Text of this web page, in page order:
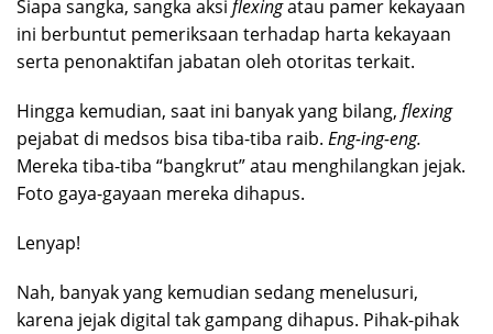
Siapa sangka, sangka aksi flexingatau pamer kekayaan
ini berbuntut pemeriksaan terhadap harta kekayaan
serta penonaktifan jabatan oleh otoritas terkait.
Hingga kemudian, saat ini banyak yang bilang, flexing
pejabat di medsos bisa tiba-tiba raib. Eng-ing-eng.
Mereka tiba-tiba “bangkrut” atau menghilangkan jejak.
Foto gaya-gayaan mereka dihapus.
Lenyap!
Nah, banyak yang kemudian sedang menelusuri,
karena jejak digital tak gampang dihapus. Pihak-pihak